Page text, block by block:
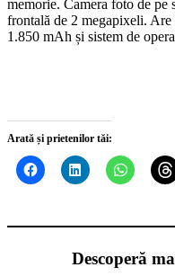
memorie. Camera foto de pe
frontală de 2 megapixeli.
1.850 mAh și sistem de
Arată și prietenilor tăi:
Descoperă